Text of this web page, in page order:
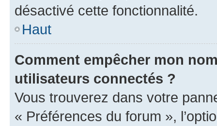
désactivé cette fonctionnalité.
Haut
Comment empêcher mon
utilisateurs connectés ?
Vous trouverez dans votre
« Préférences du forum »,